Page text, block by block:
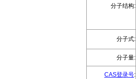
分子结构:
分子式:
分子量:
CAS登录号: